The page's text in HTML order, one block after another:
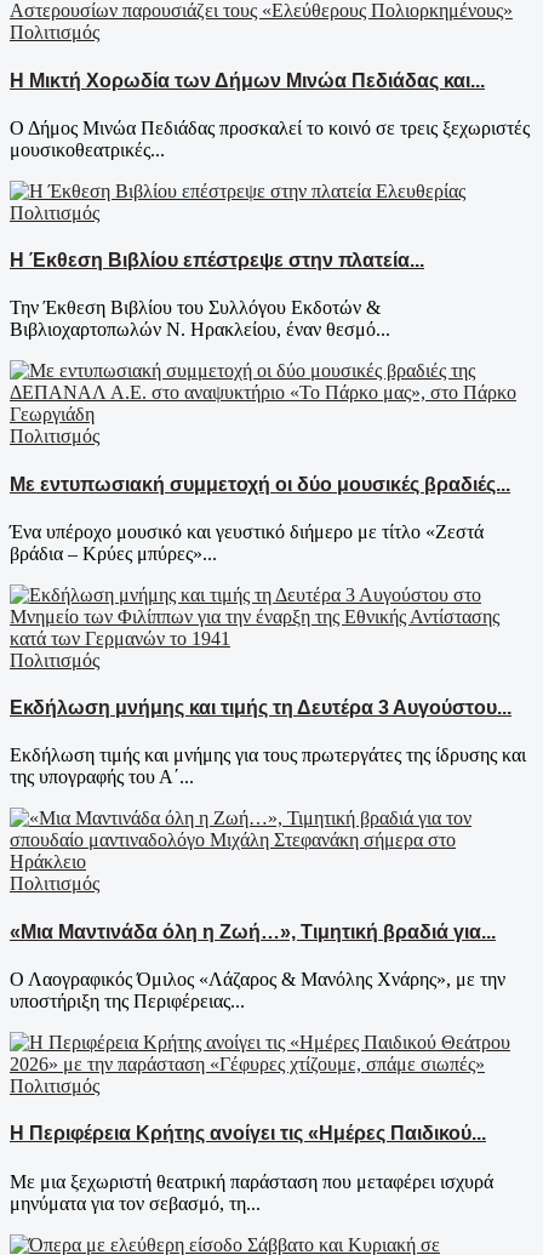
Πολιτισμός
Η Μικτή Χορωδία των Δήμων Μινώα Πεδιάδας και...
Ο Δήμος Μινώα Πεδιάδας προσκαλεί το κοινό σε τρεις ξεχωριστές
μουσικοθεατρικές...
Πολιτισμός
Η Έκθεση Βιβλίου επέστρεψε στην πλατεία...
Την Έκθεση Βιβλίου του Συλλόγου Εκδοτών &
Βιβλιοχαρτοπωλών Ν. Ηρακλείου, έναν θεσμό...
Πολιτισμός
Με εντυπωσιακή συμμετοχή οι δύο μουσικές βραδιές...
Ένα υπέροχο μουσικό και γευστικό διήμερο με τίτλο «Ζεστά
βράδια – Κρύες μπύρες»...
Πολιτισμός
Εκδήλωση μνήμης και τιμής τη Δευτέρα 3 Αυγούστου...
Εκδήλωση τιμής και μνήμης για τους πρωτεργάτες της ίδρυσης και
της υπογραφής του Α΄...
Πολιτισμός
«Μια Μαντινάδα όλη η Ζωή…», Τιμητική βραδιά για...
Ο Λαογραφικός Όμιλος «Λάζαρος & Μανόλης Χνάρης», με την
υποστήριξη της Περιφέρειας...
Πολιτισμός
Η Περιφέρεια Κρήτης ανοίγει τις «Ημέρες Παιδικού...
Με μια ξεχωριστή θεατρική παράσταση που μεταφέρει ισχυρά
μηνύματα για τον σεβασμό, τη...